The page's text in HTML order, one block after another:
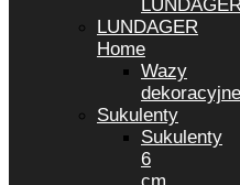
LUNDAGER
Home
Wazy
dekoracyjne
Sukulenty
Sukulenty
6